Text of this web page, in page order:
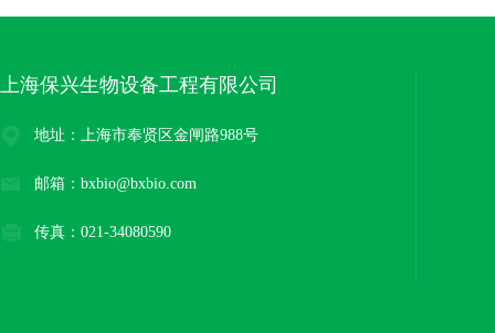
上海保兴生物设备工程有限公司
地址：上海市奉贤区金闸路988号
邮箱：bxbio@bxbio.com
传真：021-34080590